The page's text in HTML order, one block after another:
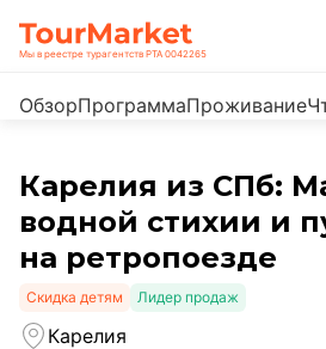
Мы в реестре турагентств РТА 0042265
ОбзорПрограммаПроживание
Карелия из СПб:
водной стихии и
на ретропоезде
Скидка детям Лидер продаж
Карелия